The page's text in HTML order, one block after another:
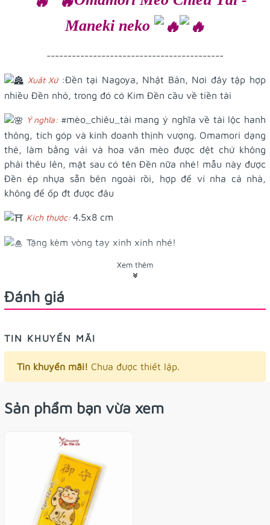
Maneki neko
------------------------------------------
Xuất Xứ :Đền tại Nagoya, Nhật Bản, Nơi đây tập hợp
nhiều Đền nhỏ, trong đó có Kim Đền cầu về tiền tài
Ý nghĩa: #mèo_chiêu_tài mang ý nghĩa về tài lộc hanh
thông, tích góp và kinh doanh thịnh vượng. Omamori dạng
thẻ, làm bằng vải và hoa văn mèo được dệt chứ không
phải thêu lên, mặt sau có tên Đền nữa nhé! mẫu này được
Đền ép nhựa sẵn bên ngoài rồi, hợp để ví nha cả nhà,
không để ốp đt được đâu
Kích thước: 4.5x8 cm
Tặng kèm vòng tay xinh xinh nhé!
Xem thêm
Đánh giá
TIN KHUYẾN MÃI
Tin khuyến mãi! Chưa được thiết lập.
Sản phẩm bạn vừa xem